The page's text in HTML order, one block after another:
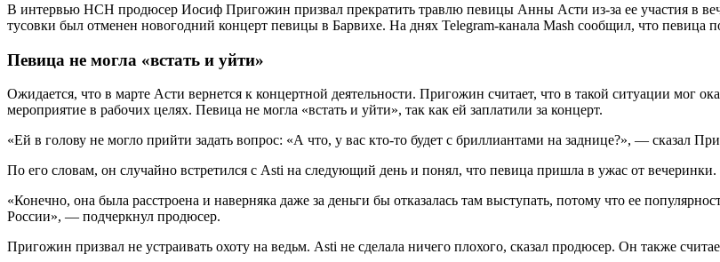
В интервью НСН продюсер Иосиф Пригожин призвал прекратить травлю певицы Анны Асти из-за ее участия в
тусовки был отменен новогодний концерт певицы в Барвихе. На днях Telegram-канала Mash сообщил, что певица
Певица не могла «встать и уйти»
Ожидается, что в марте Асти вернется к концертной деятельности. Пригожин считает, что в такой ситуации мог
мероприятие в рабочих целях. Певица не могла «встать и уйти», так как ей заплатили за концерт.
«Ей в голову не могло прийти задать вопрос: «А что, у вас кто-то будет с бриллиантами на заднице?», — сказал
По его словам, он случайно встретился с Asti на следующий день и понял, что певица пришла в ужас от вечеринки.
«Конечно, она была расстроена и наверняка даже за деньги бы отказалась там выступать, потому что ее
России», — подчеркнул продюсер.
Пригожин призвал не устраивать охоту на ведьм. Asti не сделала ничего плохого, сказал продюсер. Он также